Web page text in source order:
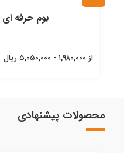
بوم حرفه
از ۱,۹۸۰,۰۰۰ - ۵,۰۵۰,۰۰۰ ریال
محصولات پیشنهادی